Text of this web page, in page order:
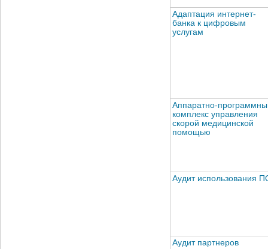
Адаптация интернет-
банка к цифровым
услугам
Аппаратно-
комплекс управления
скорой медицинской
помощью
Аудит использования
Аудит партнеров